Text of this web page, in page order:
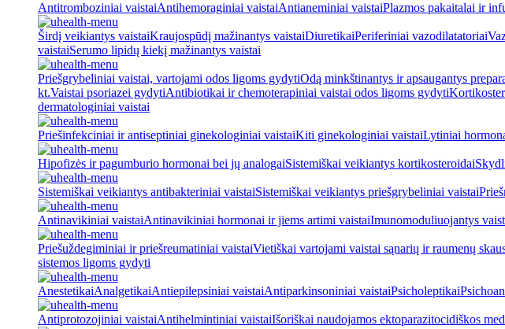
Antitromboziniai vaistaiAntihemoraginiai vaistaiAntianeminiai vaistaiPlazmos pakaitalai ir
Širdį veikiantys vaistaiKraujospūdį mažinantys vaistaiDiuretikaiPeriferiniai vazodilatatoriai
vaistaiSerumo lipidų kiekį mažinantys vaistai
Priešgrybeliniai vaistai, vartojami odos ligoms gydytiOdą minkštinantys ir apsaugantys
kt.Vaistai psoriazei gydytiAntibiotikai ir chemoterapiniai vaistai odos ligoms gydyti
dermatologiniai vaistai
Priešinfekciniai ir antiseptiniai ginekologiniai vaistaiKiti ginekologiniai vaistaiLytiniai
Hipofizės ir pagumburio hormonai bei jų analogaiSistemiškai veikiantys kortikosteroidai
Sistemiškai veikiantys antibakteriniai vaistaiSistemiškai veikiantys priešgrybeliniai vaistai
Antinavikiniai vaistaiAntinavikiniai hormonai ir jiems artimi vaistaiImunomoduliuojantys
Priešuždegiminiai ir priešreumatiniai vaistaiVietiškai vartojami vaistai sąnarių ir raumenų
sistemos ligoms gydyti
AnestetikaiAnalgetikaiAntiepilepsiniai vaistaiAntiparkinsoniniai vaistaiPsicholeptikai
Antiprotozojiniai vaistaiAntihelmintiniai vaistaiIšoriškai naudojamos ektoparazitocidiškos